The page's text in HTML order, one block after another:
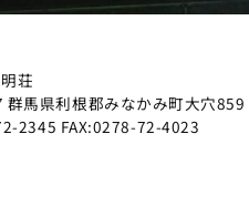
荘
群馬県利根郡みなかみ町大穴859
2345 FAX:0278-72-4023